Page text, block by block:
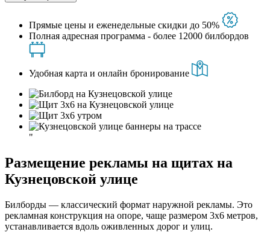
Прямые цены и еженедельные скидки до 50%
Полная адресная программа - более 12000 билбордов
Удобная карта и онлайн бронирование
"
Размещение рекламы на щитах на
Кузнецовской улице
Билборды — классический формат наружной рекламы. Это
рекламная конструкция на опоре, чаще размером 3х6 метров,
устанавливается вдоль оживленных дорог и улиц.